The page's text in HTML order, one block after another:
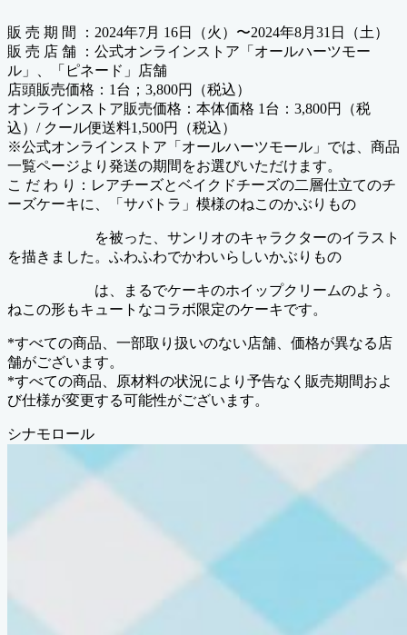
販 売 期 間 ：2024年7⽉ 16⽇（火）〜2024年8月31日（土）
販 売 店 舗 ：公式オンラインストア「オールハーツモー
ル」、「ピネード」店舗
店頭販売価格：1台；3,800円（税込）
オンラインストア販売価格：本体価格 1台：3,800円（税
込）/ クール便送料1,500円（税込）
※公式オンラインストア「オールハーツモール」では、商品
一覧ページより発送の期間をお選びいただけます。
こ だ わ り：レアチーズとベイクドチーズの二層仕立てのチ
ーズケーキに、「サバトラ」模様のねこのかぶりもの
を被った、サンリオのキャラクターのイラスト
を描きました。ふわふわでかわいらしいかぶりもの
は、まるでケーキのホイップクリームのよう。
ねこの形もキュートなコラボ限定のケーキです。
*すべての商品、一部取り扱いのない店舗、価格が異なる店
舗がございます。
*すべての商品、原材料の状況により予告なく販売期間およ
び仕様が変更する可能性がございます。
シナモロール